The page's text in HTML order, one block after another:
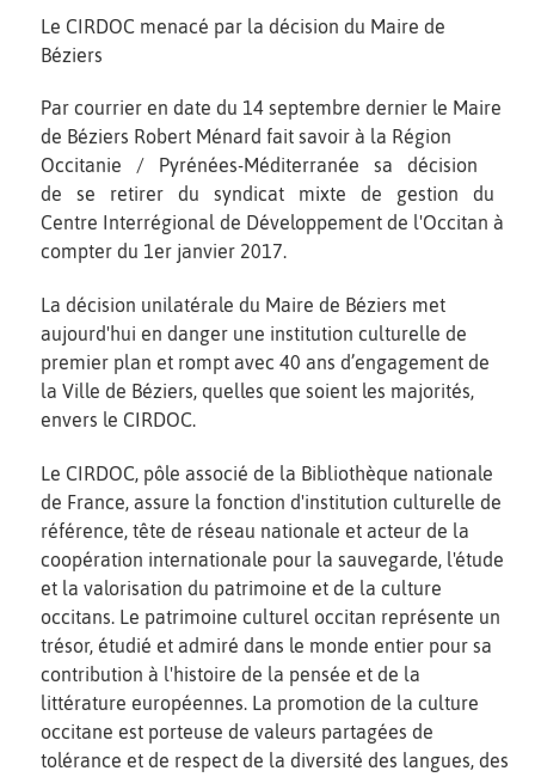
Le CIRDOC menacé par la décision du Maire de
Béziers
Par courrier en date du 14 septembre dernier le Maire
de Béziers Robert Ménard fait savoir à la Région
Occitanie / Pyrénées-Méditerranée sa décision
de se retirer du syndicat mixte de gestion du
Centre Interrégional de Développement de l'Occitan à
compter du 1er janvier 2017.
La décision unilatérale du Maire de Béziers met
aujourd'hui en danger une institution culturelle de
premier plan et rompt avec 40 ans d’engagement de
la Ville de Béziers, quelles que soient les majorités,
envers le CIRDOC.
Le CIRDOC, pôle associé de la Bibliothèque nationale
de France, assure la fonction d'institution culturelle de
référence, tête de réseau nationale et acteur de la
coopération internationale pour la sauvegarde, l'étude
et la valorisation du patrimoine et de la culture
occitans. Le patrimoine culturel occitan représente un
trésor, étudié et admiré dans le monde entier pour sa
contribution à l'histoire de la pensée et de la
littérature européennes. La promotion de la culture
occitane est porteuse de valeurs partagées de
tolérance et de respect de la diversité des langues, des